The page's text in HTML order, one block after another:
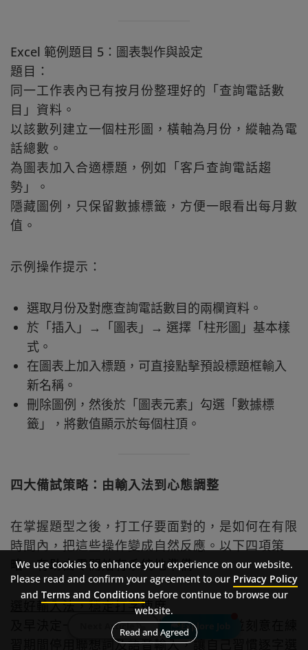
Next Article Explore Job
Excel 範例題目 5：圖表製作與設定
題目：
同一工作表內已有按月份整理好的「查詢電話數
目」資料。
以該數列建立一個柱形圖，橫軸為月份，縱軸為電
話總數。
為圖表加入合適標題，例如「客戶查詢電話趨
勢」。
隱藏圖例，只保留數據標籤，方便一眼看出每月數
值。
示例操作提示：
選取月份及對應查詢電話數目的兩欄資料。
於「插入」→「圖表」→ 選擇「柱形圖」基本樣
式。
在圖表上加入標題，可直接點擊預設標題框輸入
新名稱。
刪除圖例，然後於「圖表元素」勾選「數據標
籤」，將數值顯示於每個柱頂。
四大備試策略：由輸入法到心態調整
在掌握題型之後，打工仔要面對的，是如何在有限
時間內，把這些操作變成自然反應。以下四項策
略，有助由零開始有系統地準備。
選好輸入法，穩定打字速度
及早決定一種考場可用的中文輸入法，並刻意在練
習期間停用聯想詞及語音輸入，讓自己習慣逐字選
We use cookies to enhance your experience on our website.
Please read and confirm your agreement to our Privacy Policy
and Terms and Conditionsbefore continue to browse our
website.
Read and Agreed